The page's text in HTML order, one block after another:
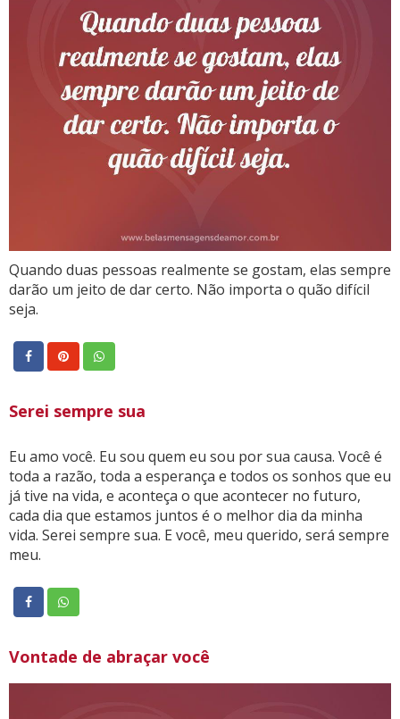
Quando duas pessoas realmente se gostam, elas sempre
darão um jeito de dar certo. Não importa o quão difícil
seja.
Serei sempre sua
Eu amo você. Eu sou quem eu sou por sua causa. Você é
toda a razão, toda a esperança e todos os sonhos que eu
já tive na vida, e aconteça o que acontecer no futuro,
cada dia que estamos juntos é o melhor dia da minha
vida. Serei sempre sua. E você, meu querido, será sempre
meu.
Vontade de abraçar você